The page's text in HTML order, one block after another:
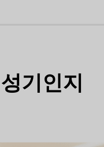
기인지